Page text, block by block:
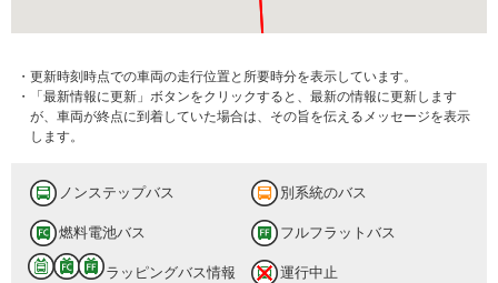
・更新時刻時点での車両の走行位置と所要時分を表示しています。
・「最新情報に更新」ボタンをクリックすると、最新の情報に更新します
が、車両が終点に到着していた場合は、その旨を伝えるメッセージを表示
します。
ノンステップバス 別系統のバス
燃料電池バス フルフラットバス
ラッピングバス情報
運行中止